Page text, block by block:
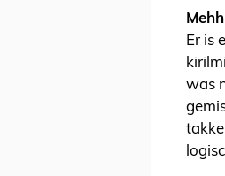
Er is
was